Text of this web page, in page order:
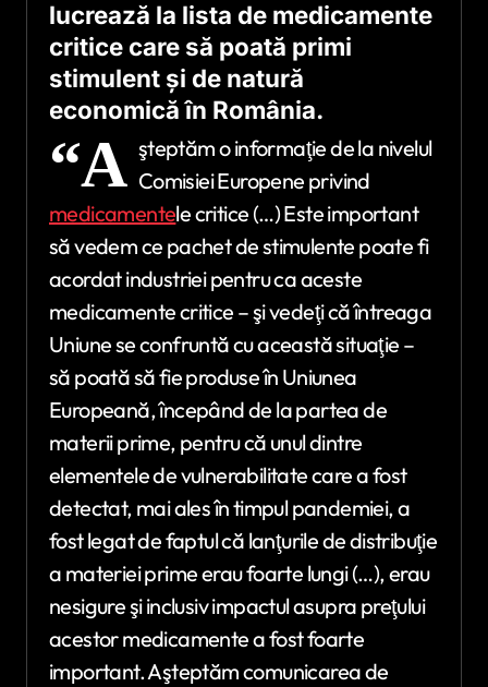
lucrează la lista de medicamente
critice care să poată primi
stimulent şi de natură
economică în România.
“A şteptăm o informaţie de la nivelul
Comisiei Europene privind
medicamentele critice (…) Este important
să vedem ce pachet de stimulente poate fi
acordat industriei pentru ca aceste
medicamente critice – şi vedeţi că întreaga
Uniune se confruntă cu această situaţie –
să poată să fie produse în Uniunea
Europeană, începând de la partea de
materii prime, pentru că unul dintre
elementele de vulnerabilitate care a fost
detectat, mai ales în timpul pandemiei, a
fost legat de faptul că lanţurile de distribuţie
a materiei prime erau foarte lungi (…), erau
nesigure şi inclusiv impactul asupra preţului
acestor medicamente a fost foarte
important. Aşteptăm comunicarea de